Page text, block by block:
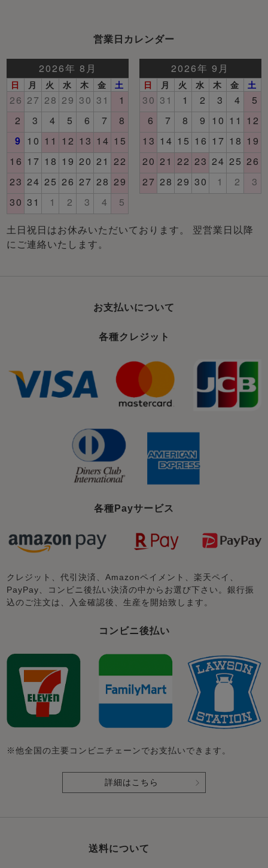
営業日カレンダー
土日祝日はお休みいただいております。 翌営業日以降
にご連絡いたします。
お支払いについて
各種クレジット
各種Payサービス
クレジット、代引決済、Amazonペイメント、楽天ペイ、
PayPay、コンビニ後払い決済の中からお選び下さい。銀行振
込のご注文は、入金確認後、生産を開始致します。
コンビニ後払い
※他全国の主要コンビニチェーンでお支払いできます。
詳細はこちら
送料について